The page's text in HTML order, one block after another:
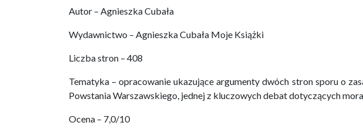
Autor – Agnieszka Cubała
Wydawnictwo – Agnieszka Cubała Moje Książki
Liczba stron – 408
Tematyka – opracowanie ukazujące argumenty dwóch stron sporu o
Powstania Warszawskiego, jednej z kluczowych debat dotyczących
Ocena – 7,0/10